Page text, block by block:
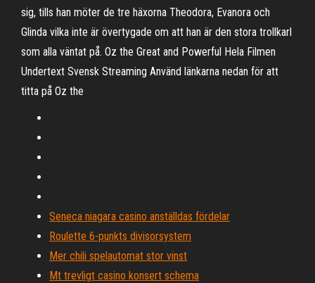
sig, tills han möter de tre häxorna Theodora, Evanora och
Glinda vilka inte är övertygade om att han är den stora trollkarl
som alla väntat på. Oz the Great and Powerful Hela Filmen
Undertext Svensk Streaming Använd länkarna nedan för att
titta på Oz the
Seneca niagara casino anställdas fördelar
Roulette 6-punkts divisorsystem
Mer chili spelautomat stor vinst
Mt trevligt casino konsert schema